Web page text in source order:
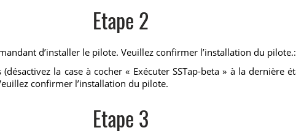
Etape 2
d’installer le pilote. Veuillez confirmer l’installation du
la case à cocher « Exécuter SSTap-beta » à la dernière
confirmer l’installation du pilote.
Etape 3